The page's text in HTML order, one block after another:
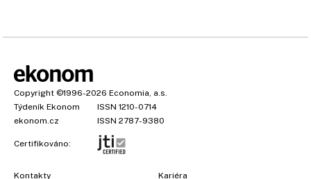
Copyright ©1996-2026 Economia, a.s.
Týdeník Ekonom
ISSN 1210-0714
ekonom.cz
ISSN 2787-9380
Certifikováno:
Kontakty
Kariéra